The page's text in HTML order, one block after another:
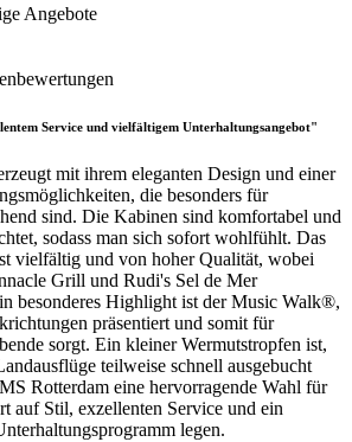
Angebote
Service und vielfältigem Unterhaltungsangebot"
mit ihrem eleganten Design und einer
die besonders für
sind. Die Kabinen sind komfortabel und
sodass man sich sofort wohlfühlt. Das
vielfältig und von hoher Qualität, wobei
Grill und Rudi's Sel de Mer
besonderes Highlight ist der Music Walk®,
präsentiert und somit für
sorgt. Ein kleiner Wermutstropfen ist,
teilweise schnell ausgebucht
Rotterdam eine hervorragende Wahl für
auf Stil, exzellenten Service und ein
legen.